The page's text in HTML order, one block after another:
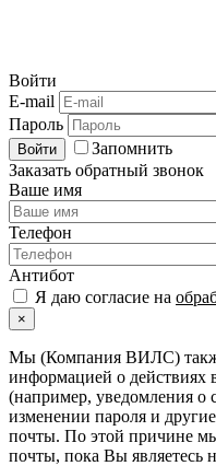
Войти
E-mail
Пароль
Войти
Запомнить
Заказать обратный звонок
Ваше имя
Телефон
Антибот
Я даю согласие на
×
Мы (Компания ВИЛС)
информацией о действиях
(например, уведомления о
изменении пароля и
почты. По этой причине
почты, пока Вы являетесь